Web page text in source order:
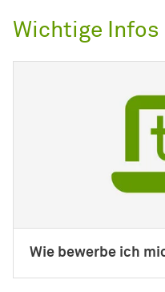
Wichtige Infos
Wie bewerbe ich